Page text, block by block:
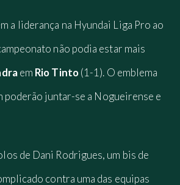
a liderança na Hyundai Liga Pro ao
não podia estar mais
em Rio Tinto(1-1). O emblema
poderão juntar-se a Nogueirense e
de Dani Rodrigues, um bis de
contra uma das equipas